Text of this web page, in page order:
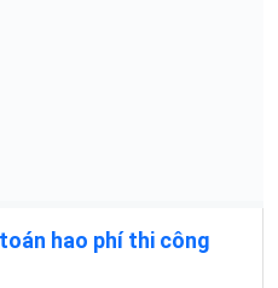
hao phí thi công